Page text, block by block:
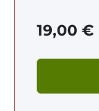
19,00 €